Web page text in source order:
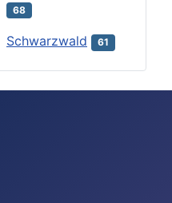
68
Schwarzwald 61